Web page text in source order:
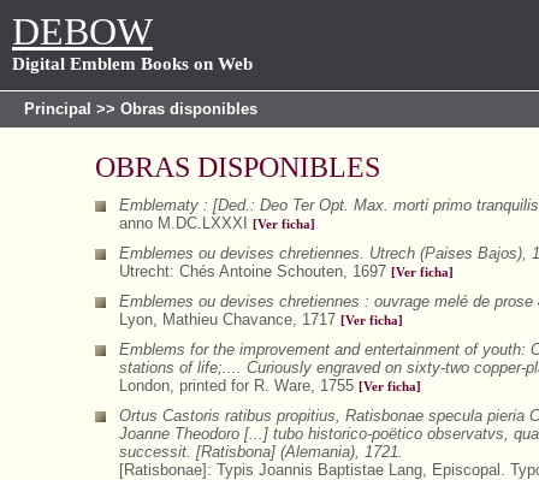
DEBOW
Digital Emblem Books on Web
Principal >> Obras disponibles
OBRAS DISPONIBLES
Emblematy : [Ded.: Deo Ter Opt. Max. morti primo
anno M.DC.LXXXI
[Ver ficha]
Emblemes ou devises chretiennes. Utrech (Paises Bajos),
Utrecht: Chés Antoine Schouten, 1697 [Ver ficha]
Emblemes ou devises chretiennes : ouvrage melé de
Lyon, Mathieu Chavance, 1717 [Ver ficha]
Emblems for the improvement and entertainment of
stations of life;.... Curiously engraved on sixty-two copper-
London, printed for R. Ware, 1755 [Ver ficha]
Ortus Castoris ratibus propitius, Ratisbonae specula pieria
Joanne Theodoro [...] tubo historico-poëtico observatvs,
successit. [Ratisbona] (Alemania), 1721.
[Ratisbonae]: Typis Joannis Baptistae Lang, Episcopal.